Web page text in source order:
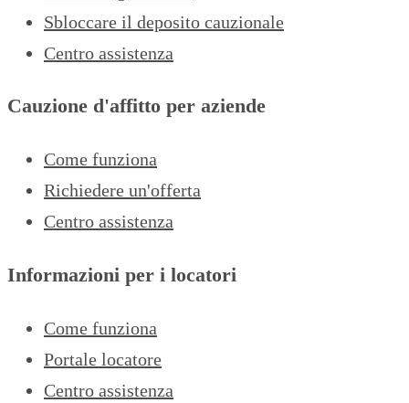
Sbloccare il deposito cauzionale
Centro assistenza
Cauzione d'affitto per aziende
Come funziona
Richiedere un'offerta
Centro assistenza
Informazioni per i locatori
Come funziona
Portale locatore
Centro assistenza